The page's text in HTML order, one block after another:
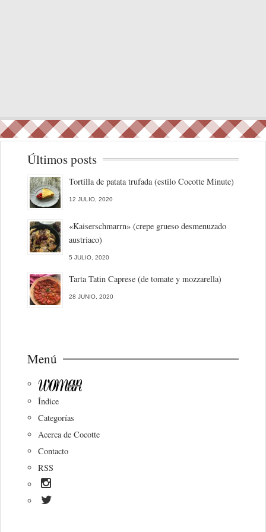
Últimos posts
Tortilla de patata trufada (estilo Cocotte Minute)
12 JULIO, 2020
«Kaiserschmarrn» (crepe grueso desmenuzado
austriaco)
5 JULIO, 2020
Tarta Tatin Caprese (de tomate y mozzarella)
28 JUNIO, 2020
Menú
Índice
Categorías
Acerca de Cocotte
Contacto
RSS